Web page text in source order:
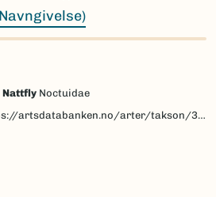
Nattfly Noctuidae
arter/takson/30388/beskrivelse